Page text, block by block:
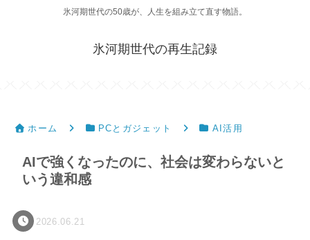
氷河期世代の50歳が、人生を組み立て直す物語。
氷河期世代の再生記録
ホーム PCとガジェット AI活用
AIで強くなったのに、社会は変わらないと
いう違和感
2026.06.21